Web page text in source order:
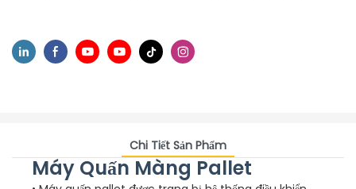
Chi Tiết Sản Phẩm
Máy Quấn Màng Pallet